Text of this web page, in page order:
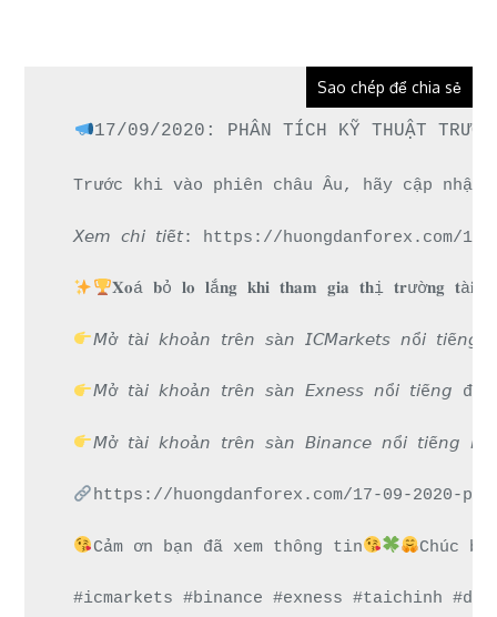
Sao chép để chia sẻ
17/09/2020: PHÂN TÍCH KỸ THUẬT
Trước khi vào phiên châu Âu, hãy cập
𝘟𝘦𝘮 𝘤𝘩𝘪 𝘵𝘪ế𝘵: https://huongdanforex.com/
𝐗𝐨á 𝐛ỏ 𝐥𝐨 𝐥ắ𝐧𝐠 𝐤𝐡𝐢 𝐭𝐡𝐚𝐦 𝐠𝐢𝐚 𝐭𝐡ị 𝐭𝐫ườ𝐧𝐠
𝘔ở 𝘵à𝘪 𝘬𝘩𝘰ả𝘯 𝘵𝘳ê𝘯 𝘴à𝘯 𝘐𝘊𝘔𝘢𝘳𝘬𝘦𝘵𝘴 𝘯ổ𝘪
𝘔ở 𝘵à𝘪 𝘬𝘩𝘰ả𝘯 𝘵𝘳ê𝘯 𝘴à𝘯 𝘌𝘹𝘯𝘦𝘴𝘴 𝘯ổ𝘪 𝘵𝘪ế𝘯𝘨
𝘔ở 𝘵à𝘪 𝘬𝘩𝘰ả𝘯 𝘵𝘳ê𝘯 𝘴à𝘯 𝘉𝘪𝘯𝘢𝘯𝘤𝘦 𝘯ổ𝘪
https://huongdanforex.com/17-09-2020-
Cảm ơn bạn đã xem thông tin Chúc
#icmarkets #binance #exness #taichinh